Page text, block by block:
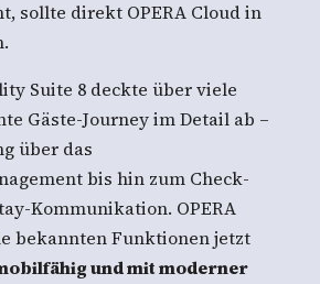
sollte direkt OPERA Cloud in
Suite 8 deckte über viele
Gäste-Journey im Detail ab –
über das
bis hin zum Check-
Kommunikation. OPERA
bekannten Funktionen jetzt
und mit moderner